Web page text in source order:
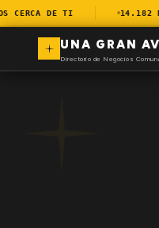
DE TI 14.182
UNA GRAN
Directorio de Negocios